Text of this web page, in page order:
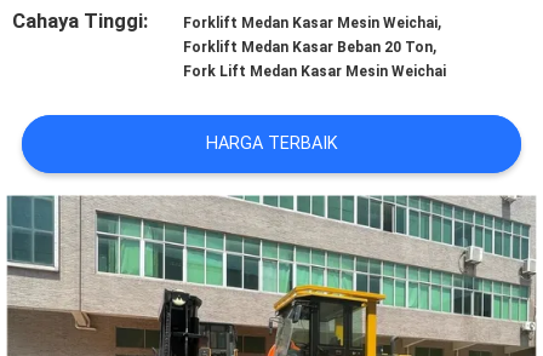
Cahaya Tinggi: Forklift Medan Kasar Mesin Weichai,
Forklift Medan Kasar Beban 20 Ton,
Fork Lift Medan Kasar Mesin Weichai
HARGA TERBAIK